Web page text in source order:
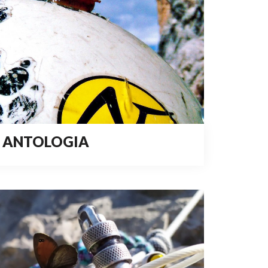
ANTOLOGIA